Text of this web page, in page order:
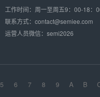
对比
CD4052
SGM7232 (圣
相同功能 相似度
工作时间：周一至周五9：00-18：
联系方式：contact@semiee.com
运营人员微信：semi2026
5 6 7 8 9 A B